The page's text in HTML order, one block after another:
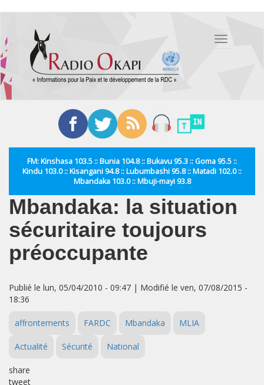
contenu
principal
Toggle
FM: Kinshasa 103.5 :: Bunia 104.8 :: Bukavu 95.3 :: Goma 95.5 ::
Kindu 103.0 :: Kisangani 94.8 :: Lubumbashi 95.8 :: Matadi 102.0 ::
Mbandaka 103.0 :: Mbuji-mayi 93.8
Mbandaka: la situation
sécuritaire toujours
préoccupante
Publié le lun, 05/04/2010 - 09:47 | Modifié le ven, 07/08/2015 -
18:36
affrontements FARDC Mbandaka MLIA
Actualité Sécurité National
share
tweet